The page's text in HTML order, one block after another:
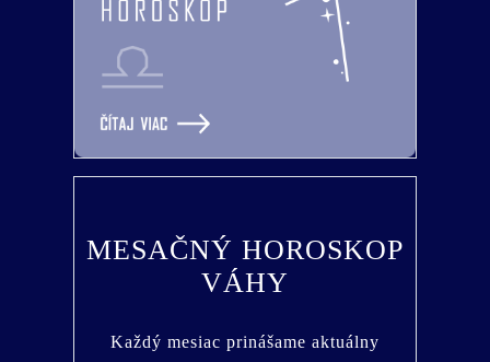
MESAČNÝ HOROSKOP
VÁHY
Každý mesiac prinášame aktuálny